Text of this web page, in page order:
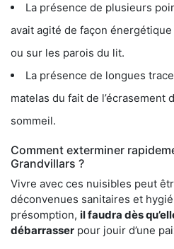
La présence de plusieurs
avait agité de façon
ou sur les parois du lit.
La présence de longues
matelas du fait de l’écrasement
sommeil.
Comment exterminer
Grandvillars ?
Vivre avec ces nuisibles peut
déconvenues sanitaires et
présomption, il faudra dès
débarrasser pour jouir d’une